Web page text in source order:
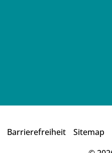
Barrierefreiheit
Sitemap